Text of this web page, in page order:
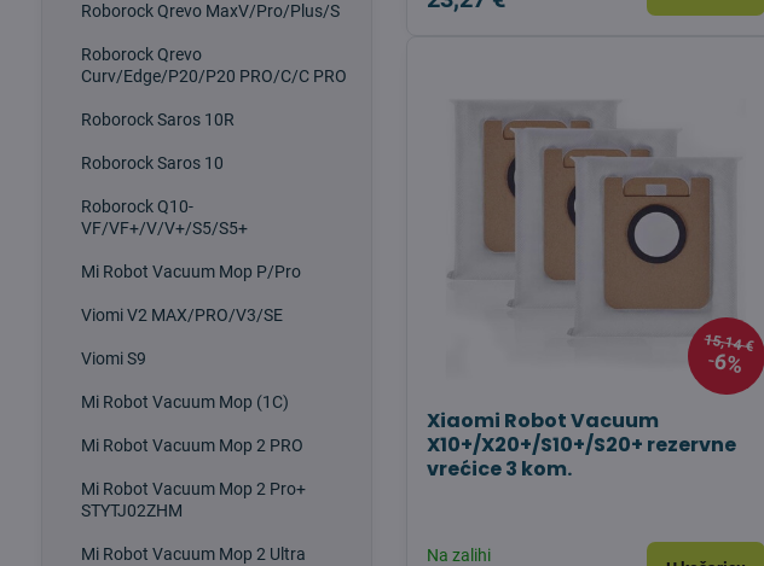
15,14 €
6%
Xiaomi Robot Vacuum
X10+/X20+/S10+/S20+ rezervne
vrećice 3 kom.
Na zalihi
Roborock Qrevo MaxV/Pro/Plus/S
Roborock Qrevo
Curv/Edge/P20/P20 PRO/C/C PRO
Roborock Saros 10R
Roborock Saros 10
Roborock Q10-
VF/VF+/V/V+/S5/S5+
Mi Robot Vacuum Mop P/Pro
Viomi V2 MAX/PRO/V3/SE
Viomi S9
Mi Robot Vacuum Mop (1C)
Mi Robot Vacuum Mop 2 PRO
Mi Robot Vacuum Mop 2 Pro+
STYTJ02ZHM
Mi Robot Vacuum Mop 2 Ultra